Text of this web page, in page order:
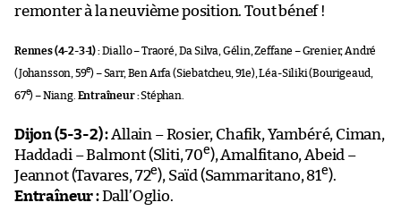
remonter à la neuvième position. Tout bénef !
Rennes (4-2-3-1) :Diallo – Traoré, Da Silva, Gélin, Zeffane – Grenier, André
(Johansson, 59e) – Sarr, Ben Arfa (Siebatcheu, 91e), Léa-Siliki (Bourigeaud,
67e) – Niang. Entraîneur :Stéphan.
Dijon (5-3-2) :Allain – Rosier, Chafik, Yambéré, Ciman,
Haddadi – Balmont (Sliti, 70e), Amalfitano, Abeid –
Jeannot (Tavares, 72e), Saïd (Sammaritano, 81e).
Entraîneur :Dall’Oglio.